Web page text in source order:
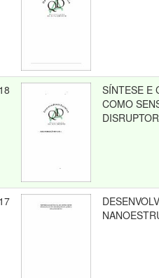
SÍNTESE E
COMO